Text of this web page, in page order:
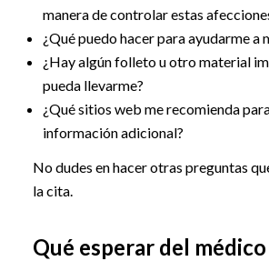
manera de controlar estas
¿Qué puedo hacer para ayudarme a
¿Hay algún folleto u otro material
pueda llevarme?
¿Qué sitios web me recomienda
información adicional?
No dudes en hacer otras preguntas
la cita.
Qué esperar del médico